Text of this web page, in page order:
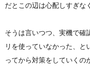
だとこの辺は心配しすぎな
そうは言いつつ、実機で確
リを使っていなかった、と
ってから対策をしていくの